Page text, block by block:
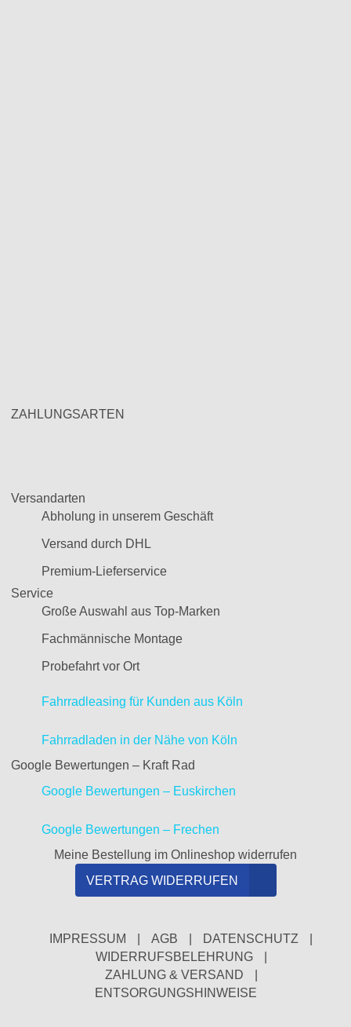
ZAHLUNGSARTEN
Versandarten
Abholung in unserem Geschäft
Versand durch DHL
Premium-Lieferservice
Service
Große Auswahl aus Top-Marken
Fachmännische Montage
Probefahrt vor Ort
Fahrradleasing für Kunden aus Köln
Fahrradladen in der Nähe von Köln
Google Bewertungen – Kraft Rad
Google Bewertungen – Euskirchen
Google Bewertungen – Frechen
Meine Bestellung im Onlineshop widerrufen
VERTRAG WIDERRUFEN
IMPRESSUM AGB DATENSCHUTZ
WIDERRUFSBELEHRUNG
ZAHLUNG & VERSAND
ENTSORGUNGSHINWEISE